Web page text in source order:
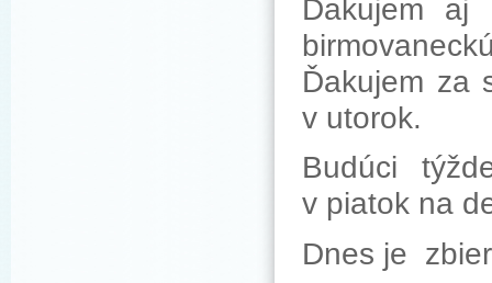
Ďakujem aj
Ďakujem za
v utorok.
Budúci
v piatok na
Dnes je